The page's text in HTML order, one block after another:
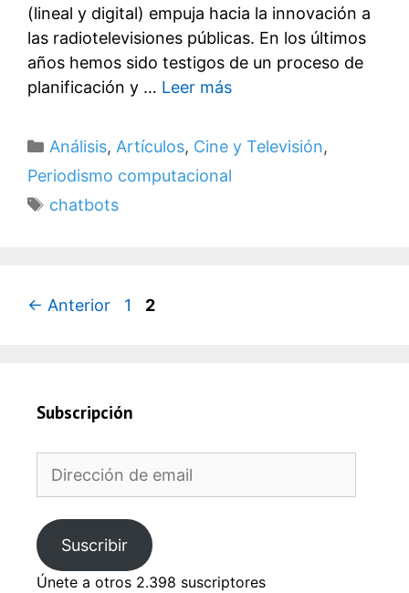
(lineal y digital) empuja hacia la innovación a
las radiotelevisiones públicas. En los últimos
años hemos sido testigos de un proceso de
planificación y … Leer más
Categorías
Análisis, Artículos, Cine y Televisión,
Periodismo computacional
Etiquetas
chatbots
← Anterior Página
1 Página
2
Subscripción
de
Suscribir
Únete a otros 2.398 suscriptores